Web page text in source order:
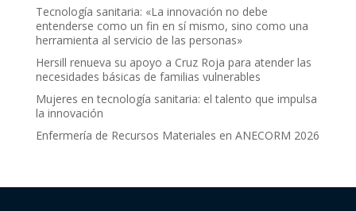
Tecnología sanitaria: «La innovación no debe
entenderse como un fin en sí mismo, sino como una
herramienta al servicio de las personas»
Hersill renueva su apoyo a Cruz Roja para atender las
necesidades básicas de familias vulnerables
Mujeres en tecnología sanitaria: el talento que impulsa
la innovación
Enfermería de Recursos Materiales en ANECORM 2026